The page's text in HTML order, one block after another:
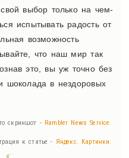
выбор только на чем-
испытывать радость от
возможность
что наш мир так
это, вы уж точно без
шоколада в нездоровых
скриншот - Rambler News Service.
к статье - Яндекс. Картинки.